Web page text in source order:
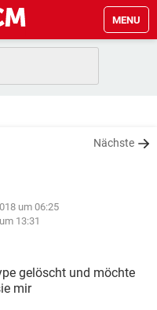
MENU
Nächste
um 06:25
13:31
gelöscht und möchte
mir